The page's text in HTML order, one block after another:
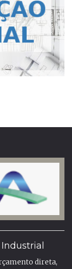
direta,